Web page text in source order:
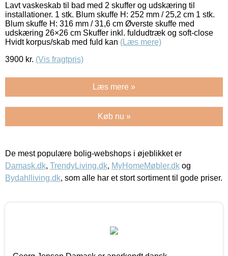
Lavt vaskeskab til bad med 2 skuffer og udskæring til
installationer. 1 stk. Blum skuffe H: 252 mm / 25,2 cm 1 stk.
Blum skuffe H: 316 mm / 31,6 cm Øverste skuffe med
udskæring 26×26 cm Skuffer inkl. fuldudtræk og soft-close
Hvidt korpus/skab med fuld kan (Læs mere)
3900 kr. (Vis fragtpris)
Læs mere »
Køb nu »
De mest populære bolig-webshops i øjeblikket er
Damask.dk, TrendyLiving.dk, MyHomeMøbler.dk og
Bydahlliving.dk, som alle har et stort sortiment til gode priser.